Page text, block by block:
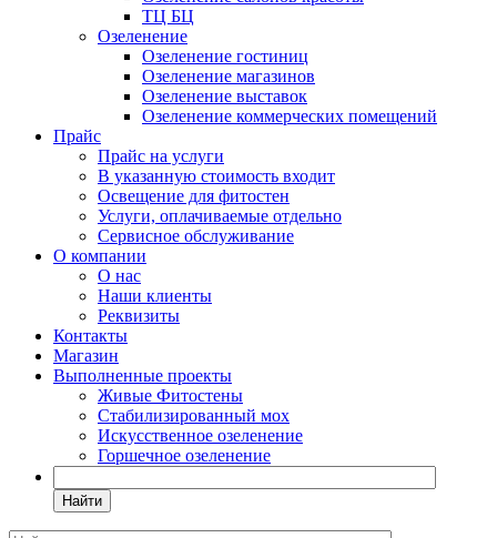
ТЦ БЦ
Озеленение
Озеленение гостиниц
Озеленение магазинов
Озеленение выставок
Озеленение коммерческих помещений
Прайс
Прайс на услуги
В указанную стоимость входит
Освещение для фитостен
Услуги, оплачиваемые отдельно
Сервисное обслуживание
О компании
О нас
Наши клиенты
Реквизиты
Контакты
Магазин
Выполненные проекты
Живые Фитостены
Стабилизированный мох
Искусственное озеленение
Горшечное озеленение
Найти